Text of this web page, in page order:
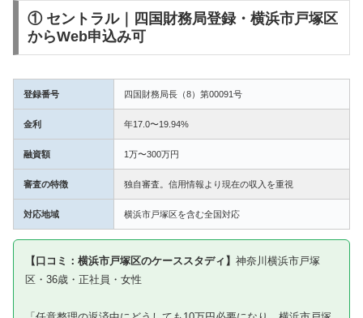
① セントラル｜四国財務局登録・横浜市戸塚区
からWeb申込み可
登録番号 四国財務局長（8）第00091号
金利 年17.0〜19.94%
融資額 1万〜300万円
審査の特徴 独自審査。信用情報より現在の収入を重視
対応地域 横浜市戸塚区を含む全国対応
【口コミ：横浜市戸塚区のケーススタディ】 神奈川横浜市戸塚
区・36歳・正社員・女性